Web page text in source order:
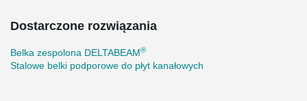
Dostarczone rozwiązania
Belka zespolona DELTABEAM®
Stalowe belki podporowe do płyt kanałowych